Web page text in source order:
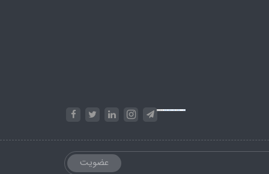
Powered byEmbed Google Maps &Phase 10 rules
عضویت